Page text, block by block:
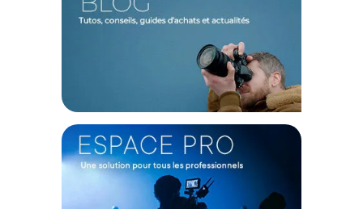
C4K jusqu'à 30p et peut enregistrer en vertical.
OM System OM-5 + 14-
Type : Monture d'objectif Micro Four Thirds
Capteur : Type 4/3'' Capteur Live MOS
Nbre de pixels effectifs : 20,4 Mégapixels
Moteur : Type TruePic IX
Filtre : Filtre anti poussière, Filtre à onde supersonique
Viseur : Type Viseur électronique OLED
Nombre de pixels : 2,360 K points